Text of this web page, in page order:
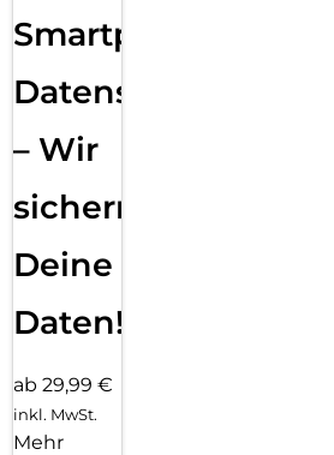
Smartphone
Datensicherung
– Wir
sichern
Deine
Daten!
ab 29,99 €
inkl. MwSt.
Mehr